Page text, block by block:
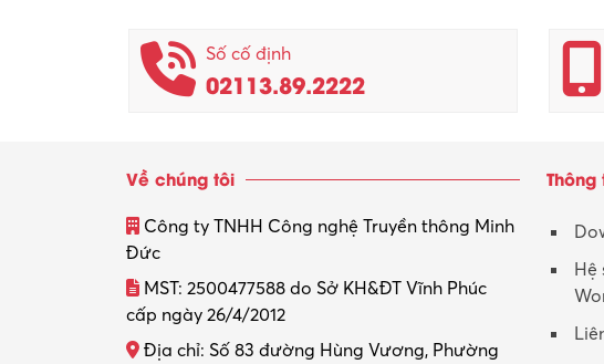
Số cố định
02113.89.2222
Về chúng tôi
Công ty TNHH Công nghệ Truyền thông Minh
Đức
MST: 2500477588 do Sở KH&ĐT Vĩnh Phúc
cấp ngày 26/4/2012
Địa chỉ: Số 83 đường Hùng Vương, Phường
Hệ